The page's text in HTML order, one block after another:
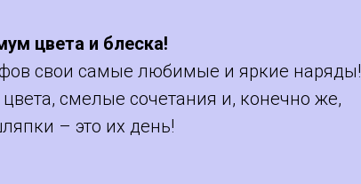
цвета и блеска!
свои самые любимые и яркие наряды!
смелые сочетания и, конечно же,
– это их день!